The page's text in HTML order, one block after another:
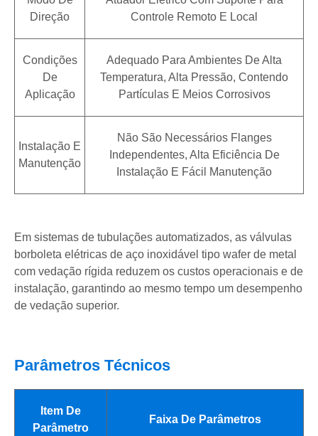
Direção
Controle Remoto E Local
Condições
De
Aplicação
Adequado Para Ambientes De Alta
Temperatura, Alta Pressão, Contendo
Partículas E Meios Corrosivos
Instalação E
Manutenção
Não São Necessários Flanges
Independentes, Alta Eficiência De
Instalação E Fácil Manutenção
Em sistemas de tubulações automatizados, as válvulas
borboleta elétricas de aço inoxidável tipo wafer de metal
com vedação rígida reduzem os custos operacionais e de
instalação, garantindo ao mesmo tempo um desempenho
de vedação superior.
Parâmetros Técnicos
Item De
Parâmetro
Faixa De Parâmetros